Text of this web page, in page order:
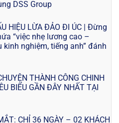
DSS Group
HIỆU LỪA ĐẢO ĐI ÚC | Đừng
“việc nhẹ lương cao –
kinh nghiệm, tiếng anh” đánh
THÀNH CÔNG CHINH
BIỂU GẦN ĐÂY NHẤT TẠI
CHỈ 36 NGÀY – 02 KHÁCH